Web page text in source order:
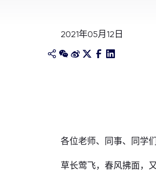
2021年05月12日
各位老师、同事、同学
草长莺飞，春风拂面，